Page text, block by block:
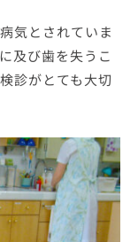
気とされていま
及び歯を失うこ
診がとても大切